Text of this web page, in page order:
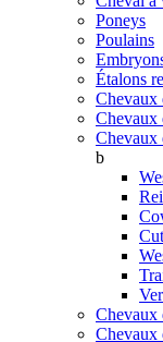
Poneys
Poulains
Étalons
Chevaux
Chevaux
Chevaux
b
Chevaux
Chevaux